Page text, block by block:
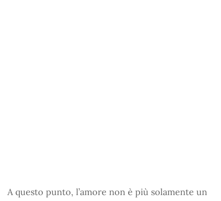
A questo punto, l’amore non è più solamente un